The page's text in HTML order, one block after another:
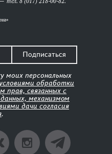
Подписаться
моих персональных
условиями обработки
прав, связанных с
механизмом
дачи согласия
.